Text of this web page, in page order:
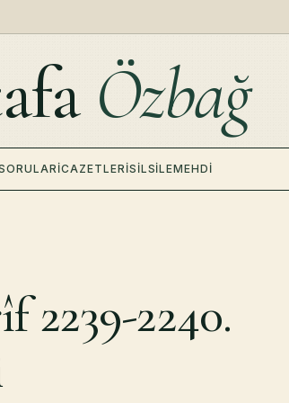
Özbağ
İCAZETLERISILSILEMEHDI
2239-2240.